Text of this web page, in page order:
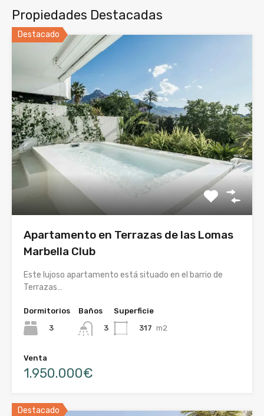
Propiedades Destacadas
Destacado
Apartamento en Terrazas de las Lomas
Marbella Club
Este lujoso apartamento está situado en el barrio de
Terrazas…
Dormitorios
3
Baños
3
Superficie
317 m2
Venta
1.950.000€
Destacado